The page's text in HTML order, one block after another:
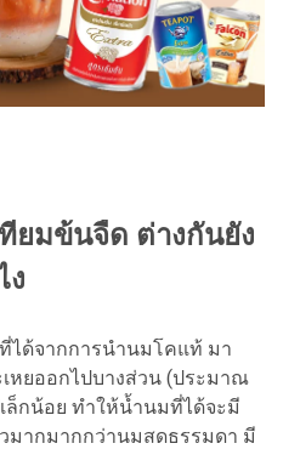
ยมข้นจืด ต่างกันยัง
ง
ด้จากการนำนมโคแท้ มา
หยออกไปบางส่วน (ประมาณ
ล็กน้อย ทำให้น้ำนมที่ได้จะมี
มากมากกว่านมสดธรรมดา มี